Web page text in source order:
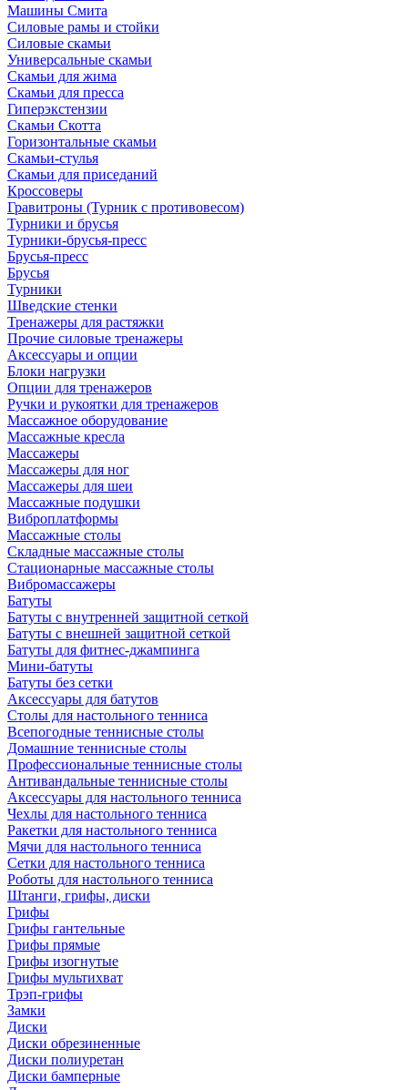
Машины Смита
Силовые рамы и стойки
Силовые скамьи
Универсальные скамьи
Скамьи для жима
Скамьи для пресса
Гиперэкстензии
Скамьи Скотта
Горизонтальные скамьи
Скамьи-стулья
Скамьи для приседаний
Кроссоверы
Гравитроны (Турник с противовесом)
Турники и брусья
Турники-брусья-пресс
Брусья-пресс
Брусья
Турники
Шведские стенки
Тренажеры для растяжки
Прочие силовые тренажеры
Аксессуары и опции
Блоки нагрузки
Опции для тренажеров
Ручки и рукоятки для тренажеров
Массажное оборудование
Массажные кресла
Массажеры
Массажеры для ног
Массажеры для шеи
Массажные подушки
Виброплатформы
Массажные столы
Складные массажные столы
Стационарные массажные столы
Вибромассажеры
Батуты
Батуты с внутренней защитной сеткой
Батуты с внешней защитной сеткой
Батуты для фитнес-джампинга
Мини-батуты
Батуты без сетки
Аксессуары для батутов
Столы для настольного тенниса
Всепогодные теннисные столы
Домашние теннисные столы
Профессиональные теннисные столы
Антивандальные теннисные столы
Аксессуары для настольного тенниса
Чехлы для настольного тенниса
Ракетки для настольного тенниса
Мячи для настольного тенниса
Сетки для настольного тенниса
Роботы для настольного тенниса
Штанги, грифы, диски
Грифы
Грифы гантельные
Грифы прямые
Грифы изогнутые
Грифы мультихват
Трэп-грифы
Замки
Диски
Диски обрезиненные
Диски полиуретан
Диски бамперные